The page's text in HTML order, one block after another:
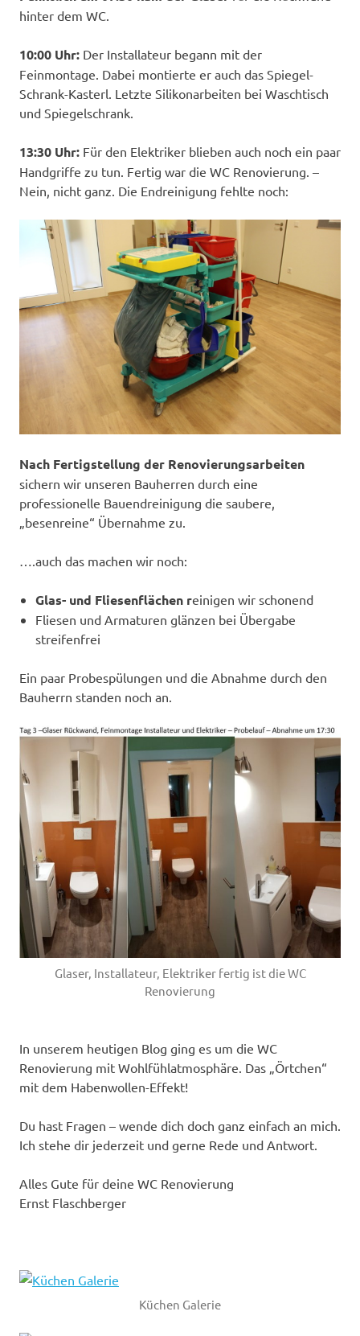
hinter dem WC.
10:00 Uhr: Der Installateur begann mit der
Feinmontage. Dabei montierte er auch das Spiegel-
Schrank-Kasterl. Letzte Silikonarbeiten bei Waschtisch
und Spiegelschrank.
13:30 Uhr: Für den Elektriker blieben auch noch ein paar
Handgriffe zu tun. Fertig war die WC Renovierung. –
Nein, nicht ganz. Die Endreinigung fehlte noch:
Nach Fertigstellung der Renovierungsarbeiten
sichern wir unseren Bauherren durch eine
professionelle Bauendreinigung die saubere,
„besenreine“ Übernahme zu.
….auch das machen wir noch:
Glas- und Fliesenflächen reinigen wir schonend
Fliesen und Armaturen glänzen bei Übergabe
streifenfrei
Ein paar Probespülungen und die Abnahme durch den
Bauherrn standen noch an.
Glaser, Installateur, Elektriker fertig ist die WC
Renovierung
In unserem heutigen Blog ging es um die WC
Renovierung mit Wohlfühlatmosphäre. Das „Örtchen“
mit dem Habenwollen-Effekt!
Du hast Fragen – wende dich doch ganz einfach an mich.
Ich stehe dir jederzeit und gerne Rede und Antwort.
Alles Gute für deine WC Renovierung
Ernst Flaschberger
Küchen Galerie